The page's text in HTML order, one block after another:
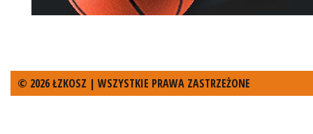
© 2026 ŁZKOSZ | WSZYSTKIE PRAWA ZASTRZEŻONE